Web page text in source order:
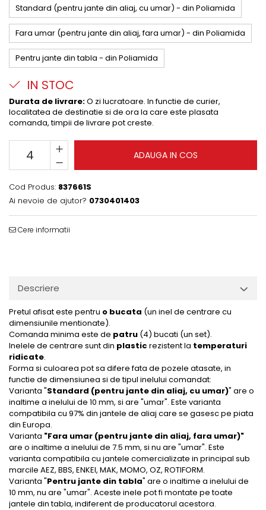
Standard (pentru jante din aliaj, cu umar) - din Poliamida
Fara umar (pentru jante din aliaj, fara umar) - din Poliamida
Pentru jante din tabla - din Poliamida
IN STOC
Durata de livrare:O zi lucratoare. In functie de curier,
localitatea de destinatie si de ora la care este plasata
comanda, timpii de livrare pot creste.
ADAUGA IN COS
Cod Produs: 837661S
Ai nevoie de ajutor? 0730401403
Cere informatii
Descriere
Pretul afisat este pentru o bucata (un inel de centrare cu
dimensiunile mentionate).
Comanda minima este de patru (4) bucati (un set).
Inelele de centrare sunt din plastic rezistent la temperaturi
ridicate.
Forma si culoarea pot sa difere fata de pozele atasate, in
functie de dimensiunea si de tipul inelului comandat:
Varianta "Standard (pentru jante din aliaj, cu umar)" are o
inaltime a inelului de 10 mm, si are "umar". Este varianta
compatibila cu 97% din jantele de aliaj care se gasesc pe piata
din Europa.
Varianta "Fara umar (pentru jante din aliaj, fara umar)"
are o inaltime a inelului de 7.5 mm, si nu are "umar". Este
varianta compatibila cu jantele comercializate in principal sub
marcile AEZ, BBS, ENKEI, MAK, MOMO, OZ, ROTIFORM.
Varianta "Pentru jante din tabla" are o inaltime a inelului de
10 mm, nu are "umar". Aceste inele pot fi montate pe toate
jantele din tabla, indiferent de producatorul acestora.